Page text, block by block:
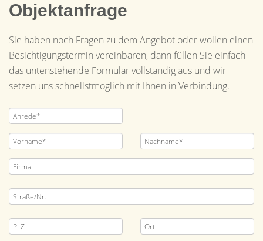
Objektanfrage
Sie haben noch Fragen zu dem Angebot oder wollen einen
Besichtigungstermin vereinbaren, dann füllen Sie einfach
das untenstehende Formular vollständig aus und wir
setzen uns schnellstmöglich mit Ihnen in Verbindung.